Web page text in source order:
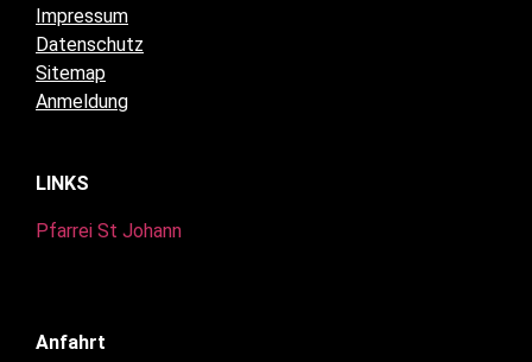
Impressum
Datenschutz
Sitemap
Anmeldung
LINKS
Pfarrei St Johann
Anfahrt